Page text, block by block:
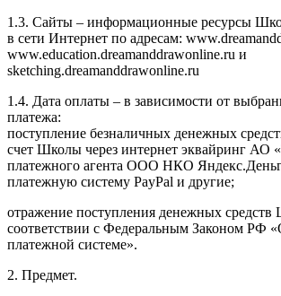
1.3. Сайты – информационные ресурсы
в сети Интернет по адресам:
www.education.dreamanddrawonline.ru и
sketching.dreamanddrawonline.ru
1.4. Дата оплаты – в зависимости от
платежа:
поступление безналичных денежных
счет Школы через интернет эквайринг АО
платежного агента ООО НКО
платежную систему PayPal и другие;
отражение поступления денежных средств
соответствии с Федеральным Законом РФ
платежной системе».
2. Предмет.